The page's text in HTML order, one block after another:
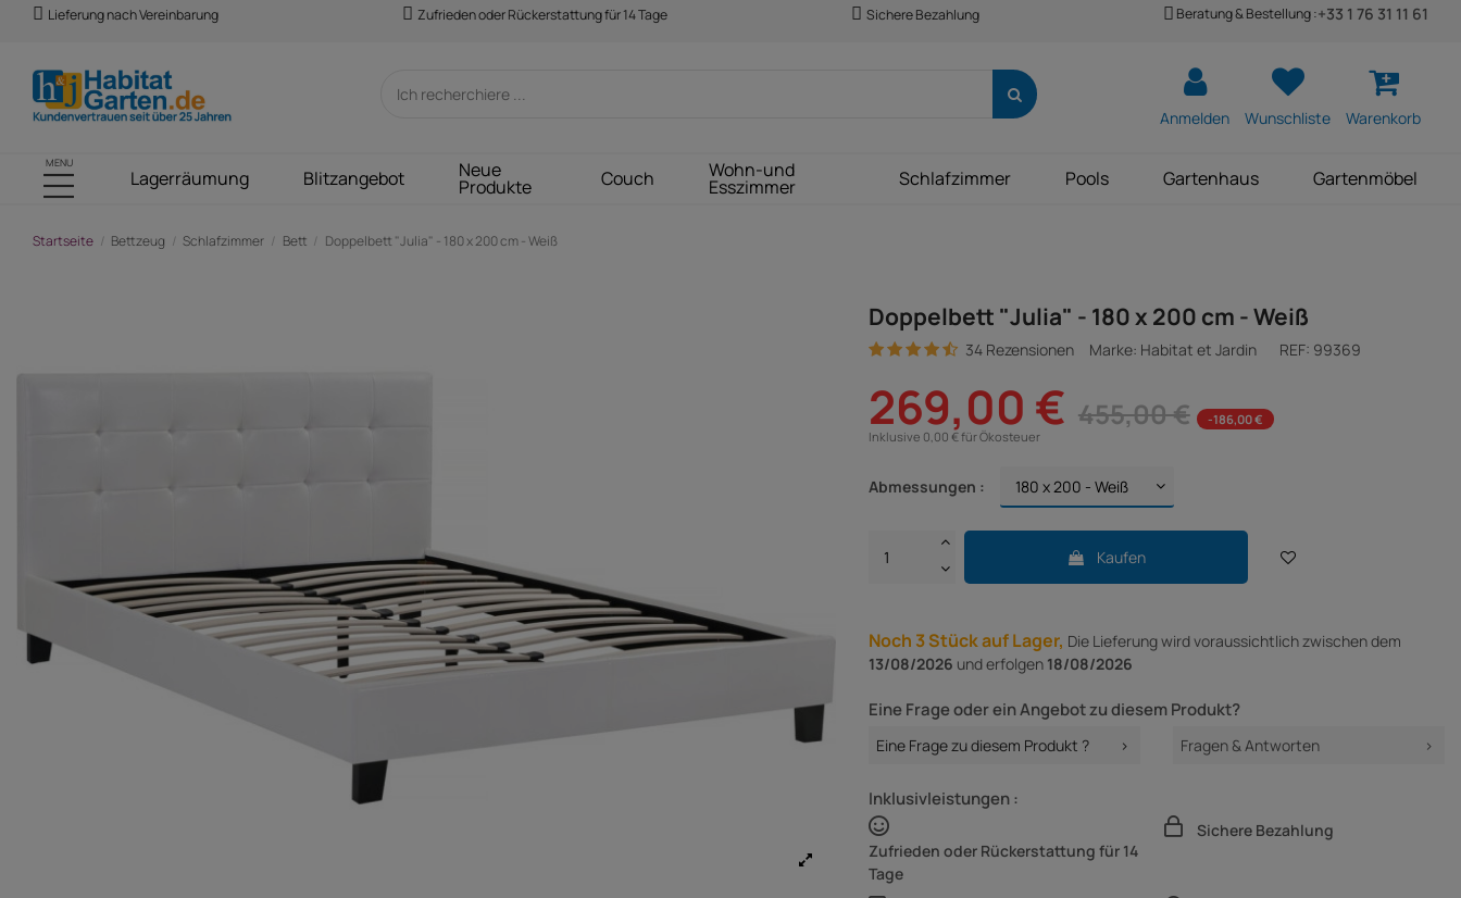
Lieferung nach Vereinbarung Zufrieden oder Rückerstattung für 14 Tage Sichere Bezahlung Beratung & Bestellung :+33 1 76 31 11 61
Anmelden Wunschliste Warenkorb
MENU
Lagerräumung Blitzangebot Neue
Produkte Couch Wohn-und
Esszimmer Schlafzimmer Pools Gartenhaus Gartenmöbel
Startseite Bettzeug Schlafzimmer Bett Doppelbett "Julia" - 180 x 200 cm - Weiß
Doppelbett "Julia" - 180 x 200 cm - Weiß
34 Rezensionen Marke: Habitat et Jardin REF: 99369
269,00 € 455,00 €
-186,00 €
Inklusive 0,00 € für Ökosteuer
Abmessungen :
Kaufen
Noch 3 Stück auf Lager, Die Lieferungwird voraussichtlich zwischen dem
13/08/2026 und erfolgen 18/08/2026
Eine Frage oder ein Angebot zu diesem Produkt?
Eine Frage zu diesem Produkt ? Fragen & Antworten
Inklusivleistungen :
Zufrieden oder Rückerstattung für 14
Tage
Sichere Bezahlung